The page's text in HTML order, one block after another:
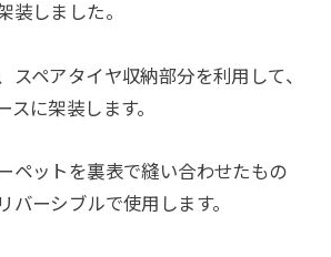
装しました。
スペアタイヤ収納部分を利用して、
スに架装します。
ペットを裏表で縫い合わせたもの
バーシブルで使用します。